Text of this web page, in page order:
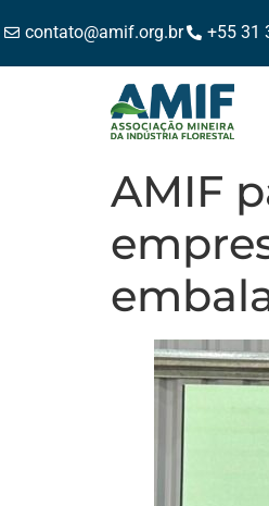
contato@amif.org.br +55 31
AMIF